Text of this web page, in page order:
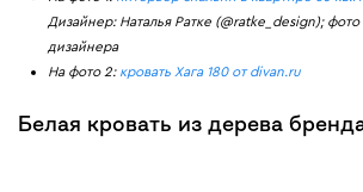
Дизайнер: Наталья Ратке (@ratke_design); фото
дизайнера
На фото 2: кровать Хага 180 от divan.ru
Белая кровать из дерева